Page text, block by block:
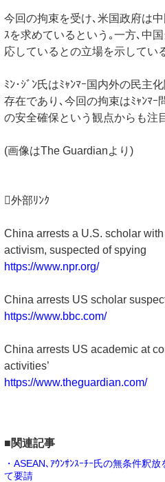
今回の拘束を受け､米国政府は
ｽを求めているという｡一方､中
応しているとの立場を示してい
ﾐﾝ･ｼﾞﾝ氏はﾐｬﾝﾏｰ国内外の民主
存在であり､今回の拘束はﾐｬﾝﾏ
の安全確保という観点からも注
(画像はThe Guardianより)
外部ﾘﾝｸ
China arrests a U.S. scholar
activism, suspected of spying
https://www.npr.org/
China arrests US scholar
https://www.bbc.com/
China arrests US academic at
activities’
https://www.theguardian.com/
■関連記事
・ASEAN､ｱｳﾝｻﾝｽｰﾁｰ氏の無条件釈
て要請